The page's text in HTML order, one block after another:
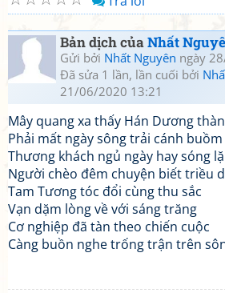
Bản dịch củaNhất
Gửi bởi Nhất Nguyên ngày
Đã sửa 1 lần, lần cuối bởi
21/06/2020 13:21
Mây quang xa thấy Hán Dương
Phải mất ngày sông trải cánh buồm
Thương khách ngủ ngày hay sóng
Người chèo đêm chuyện biết triều
Tam Tương tóc đổi cùng thu sắc
Vạn dặm lòng về với sáng trăng
Cơ nghiệp đã tàn theo chiến cuộc
Càng buồn nghe trống trận trên